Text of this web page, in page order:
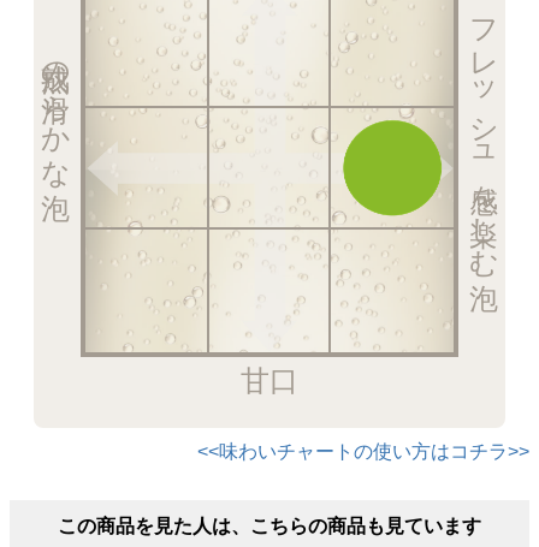
フレッシュ感を楽しむ泡
甘口
熟成の滑らかな泡
<<味わいチャートの使い方はコチラ>>
この商品を見た人は、こちらの商品も見ています